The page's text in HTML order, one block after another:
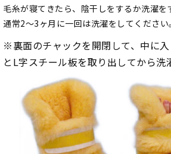
毛糸が寝てきたら、陰干しをするか洗濯を
通常2～3ヶ月に一回は洗濯をしてください。
※裏面のチャックを開閉して、中に
とL字スチール板を取り出してから洗